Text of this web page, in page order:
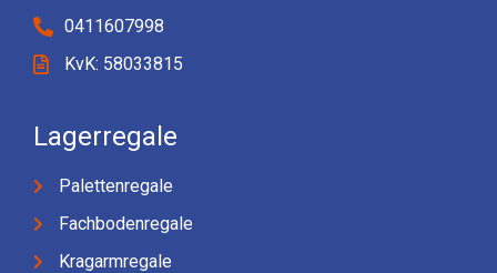
0411607998
KvK: 58033815
Lagerregale
Palettenregale
Fachbodenregale
Kragarmregale